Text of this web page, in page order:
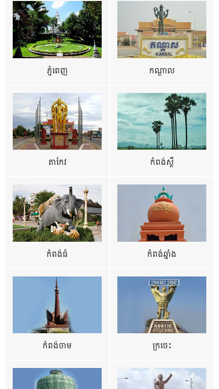
ភ្នំពេញ កណ្តាល
តាកែវ កំពង់ស្ពឺ
កំពង់ធំ កំពង់ឆ្នាំង
កំពង់ចាម ក្រចេះ